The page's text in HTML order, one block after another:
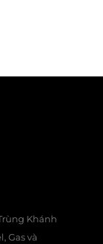
Khánh
Gas và